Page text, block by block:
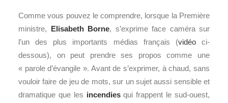
Comme vous pouvez le comprendre, lorsque la Première
ministre, Elisabeth Borne, s’exprime face caméra sur
l’un des plus importants médias français (vidéoci-
dessous), on peut prendre ses propos comme une
« parole d’évangile ». Avant de s’exprimer, à chaud, sans
vouloir faire de jeu de mots, sur un sujet aussi sensible et
dramatique que les incendiesqui frappent le sud-ouest,